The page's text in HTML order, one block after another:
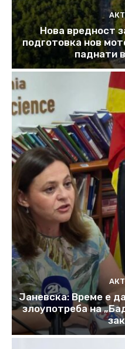
Нова вредност
подготовка нов
паднати
Јаневска: Време е
злоупотреба на